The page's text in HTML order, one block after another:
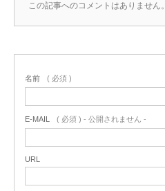
この記事へのコメントはありません。
名前 ( 必須 )
E-MAIL ( 必須 ) - 公開されません -
URL